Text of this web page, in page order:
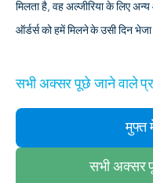
मिलता है, वह अल्जीरिया के लिए
ऑर्डर्स को हमें मिलने के उसी दिन भेजा
सभी अक्सर पूछे जाने वाले
मुफ्त
सभी अक्सर